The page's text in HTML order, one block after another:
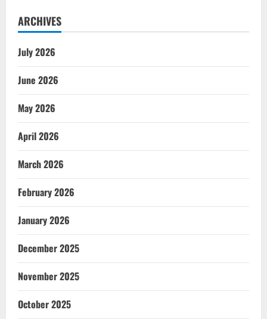
ARCHIVES
July 2026
June 2026
May 2026
April 2026
March 2026
February 2026
January 2026
December 2025
November 2025
October 2025